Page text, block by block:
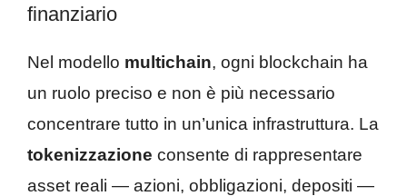
finanziario
Nel modello multichain, ogni blockchain ha
un ruolo preciso e non è più necessario
concentrare tutto in un’unica infrastruttura. La
tokenizzazione consente di rappresentare
asset reali — azioni, obbligazioni, depositi —